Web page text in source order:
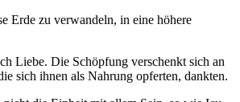
Erde zu verwandeln, in eine höhere
Liebe. Die Schöpfung verschenkt sich an
sich ihnen als Nahrung opferten, dankten.